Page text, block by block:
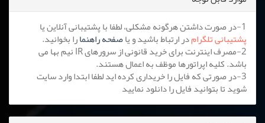
1-در صورت داشتن هرگونه مشکلی، لطفا با پشتیبانی آنلاین یا
پشتیبانی تلگرامدر ارتباط باشید و یاصفحه راهنمارا بخوانید.
2-مصرف اینترنت برای خرید قانونی از سرورهای IR نیم بها می
باشد. کلیه اپراتورها موظف به اعمال هستند.
3-در صورتی که فایل را خریداری کرده اید لطفا ابتدا وارد سایت
شوید تا بتوانید فایل را دانلود نمایید